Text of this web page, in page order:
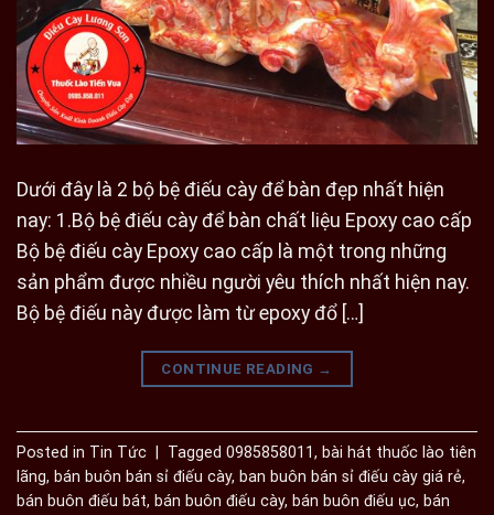
Dưới đây là 2 bộ bệ điếu cày để bàn đẹp nhất hiện
nay: 1.Bộ bệ điếu cày để bàn chất liệu Epoxy cao cấp
Bộ bệ điếu cày Epoxy cao cấp là một trong những
sản phẩm được nhiều người yêu thích nhất hiện nay.
Bộ bệ điếu này được làm từ epoxy đổ […]
CONTINUE READING →
Posted in Tin Tức Tagged 0985858011, bài hát thuốc lào tiên
lãng, bán buôn bán sỉ điếu cày, ban buôn bán sỉ điếu cày giá rẻ,
bán buôn điếu bát, bán buôn điếu cày, bán buôn điếu ục, bán